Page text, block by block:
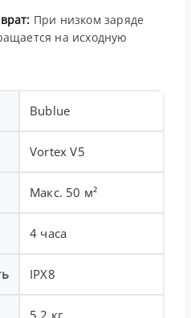
При низком заряде
на исходную
Bublue
Vortex V5
Макс. 50 м²
4 часа
IPX8
5.2 кг